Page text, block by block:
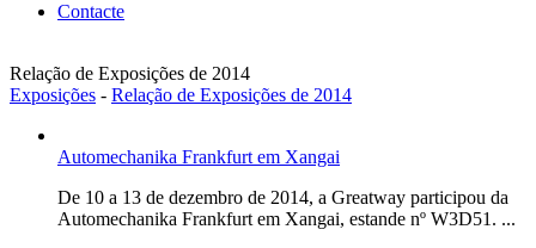
Contacte
Relação de Exposições de 2014
Exposições - Relação de Exposições de 2014
Automechanika Frankfurt em Xangai
De 10 a 13 de dezembro de 2014, a Greatway participou da
Automechanika Frankfurt em Xangai, estande nº W3D51. ...